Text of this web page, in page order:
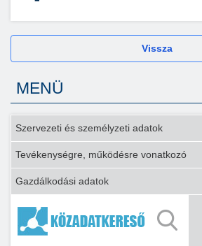
Vissza
MENÜ
Szervezeti és személyzeti adatok
Tevékenységre, működésre vonatkozó
Gazdálkodási adatok